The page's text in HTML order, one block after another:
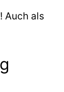
Auch als